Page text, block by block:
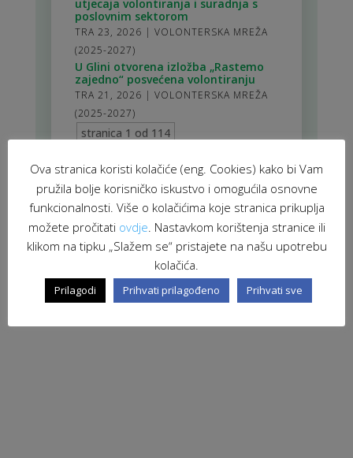
utjecaja volontiranja i suradnja s
poslovnim sektorom
TRA 23, 2026 | VOLONTERSKA MREŽA
(2025-2027)
U Glini otvorena izložba „Rastemo
zajedno“ posvećena volontiranju
TRA 21, 2026 | VOLONTERSKA MREŽA
(2025-2027)
stranica 1 od 114
Ova stranica koristi kolačiće (eng. Cookies) kako bi Vam
pružila bolje korisničko iskustvo i omogućila osnovne
funkcionalnosti. Više o kolačićima koje stranica prikuplja
možete pročitati ovdje . Nastavkom korištenja stranice ili
klikom na tipku „Slažem se“ pristajete na našu upotrebu
kolačića.
Prilagodi Prihvati prilagođeno Prihvati sve